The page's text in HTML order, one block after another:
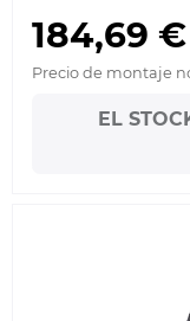
184,69 €
Precio de montaje
EL